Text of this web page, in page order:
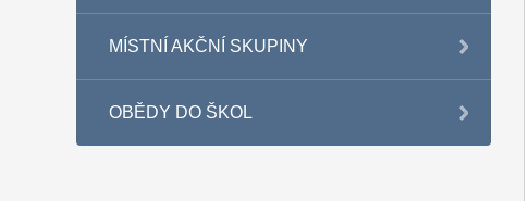
MÍSTNÍ AKČNÍ SKUPINY
OBĚDY DO ŠKOL